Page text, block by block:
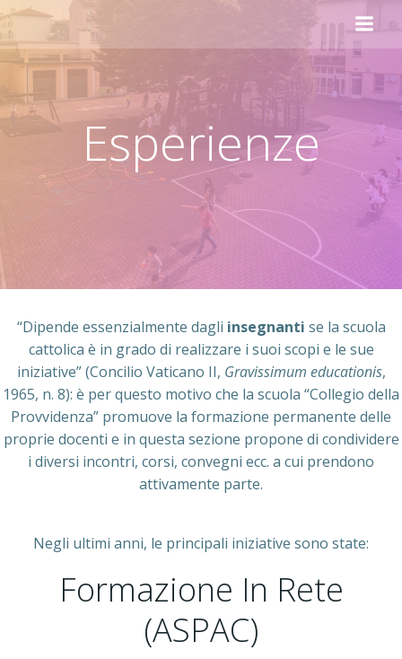
contenuto
Esperienze
“Dipende essenzialmente dagli insegnanti se la scuola
cattolica è in grado di realizzare i suoi scopi e le sue
iniziative” (Concilio Vaticano II, Gravissimum educationis,
1965, n. 8): è per questo motivo che la scuola “Collegio della
Provvidenza” promuove la formazione permanente delle
proprie docenti e in questa sezione propone di condividere
i diversi incontri, corsi, convegni ecc. a cui prendono
attivamente parte.
Negli ultimi anni, le principali iniziative sono state:
Formazione In Rete
(ASPAC)